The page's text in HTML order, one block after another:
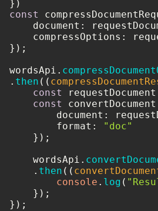
const
document :
compressOptions :
});
wordsApi.
. then ( (
const
const
document :
format :
"doc"
    });
    wordsApi.
    .
then ( (
console . log (
    });
});